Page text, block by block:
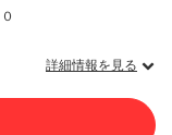
詳細情報を見る